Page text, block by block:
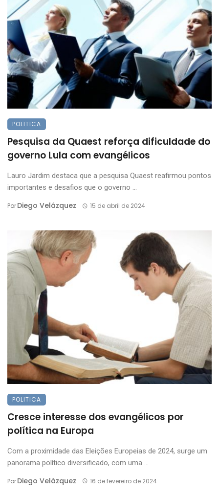
POLITICA
Pesquisa da Quaest reforça dificuldade do
governo Lula com evangélicos
Lauro Jardim destaca que a pesquisa Quaest reafirmou pontos
importantes e desafios que o governo ...
PorDiego Velázquez 15 de abril de 2024
POLITICA
Cresce interesse dos evangélicos por
política na Europa
Com a proximidade das Eleições Europeias de 2024, surge um
panorama político diversificado, com uma ...
PorDiego Velázquez 16 de fevereiro de 2024